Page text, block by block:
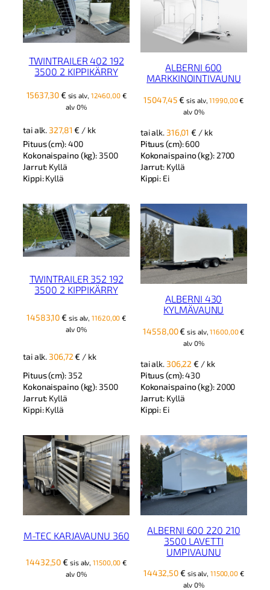
TWINTRAILER 402 192
3500 2 KIPPIKÄRRY
15637,30€ sis alv, 12460,00 €
alv 0%
tai alk. 327,81€ / kk
Pituus (cm):400
Kokonaispaino (kg): 3500
Jarrut: Kyllä
Kippi:Kyllä
ALBERNI 600
MARKKINOINTIVAUNU
15047,45€ sis alv,11990,00€
alv 0%
tai alk. 316,01€ / kk
Pituus (cm):600
Kokonaispaino (kg): 2700
Jarrut: Kyllä
Kippi: Ei
TWINTRAILER 352 192
3500 2 KIPPIKÄRRY
14583,10€ sis alv,11620,00€
alv 0%
tai alk. 306,72€ / kk
Pituus (cm): 352
Kokonaispaino (kg): 3500
Jarrut: Kyllä
Kippi:Kyllä
ALBERNI 430
KYLMÄVAUNU
14558,00€ sis alv,11600,00€
alv 0%
tai alk. 306,22€ / kk
Pituus (cm):430
Kokonaispaino (kg): 2000
Jarrut: Kyllä
Kippi: Ei
M-TEC KARJAVAUNU 360
14432,50€ sis alv,11500,00€
alv 0%
ALBERNI 600 220 210
3500 LAVETTI
UMPIVAUNU
14432,50€ sis alv, 11500,00 €
alv 0%